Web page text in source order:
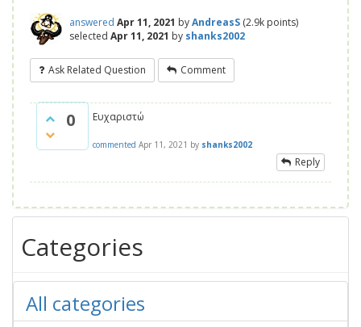
answered Apr 11, 2021 byAndreasS (2.9k points)
selected Apr 11, 2021 by shanks2002
Ask Related Question Comment
0 Ευχαριστώ
commented Apr 11, 2021 by shanks2002
Reply
Categories
All categories